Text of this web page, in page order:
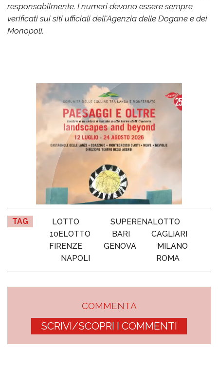
responsabilmente. I numeri devono essere sempre
verificati sui siti ufficiali dell'Agenzia delle Dogane e dei
Monopoli.
TAG LOTTO
SUPERENALOTTO
10ELOTTO
BARI
CAGLIARI
FIRENZE
GENOVA
MILANO
NAPOLI
ROMA
COMMENTA
SCRIVI/SCOPRI I COMMENTI